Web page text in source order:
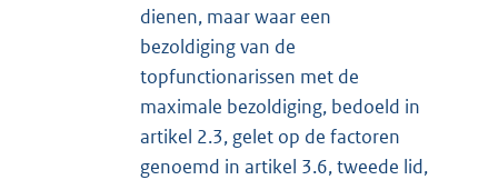
dienen, maar waar een
bezoldiging van de
topfunctionarissen met de
maximale bezoldiging, bedoeld in
artikel 2.3, gelet op de factoren
genoemd in artikel 3.6, tweede lid,